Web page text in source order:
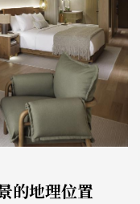
的地理位置